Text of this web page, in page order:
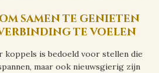
samen te genieten
te voelen
koppels is bedoeld voor stellen die
maar ook nieuwsgierig zijn